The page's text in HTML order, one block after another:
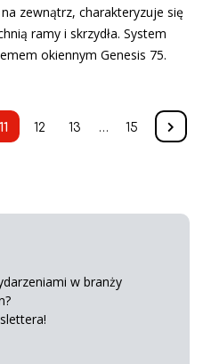
zewnątrz, charakteryzuje się
ramy i skrzydła. System
okiennym Genesis 75.
11 12 13 … 15
w branży